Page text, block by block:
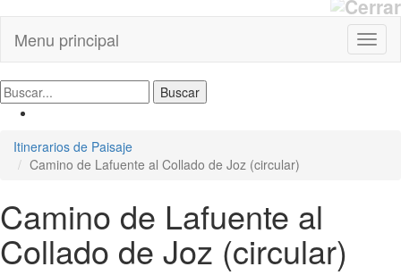
Menu principal
Itinerarios de Paisaje
Camino de Lafuente al Collado de Joz (circular)
Camino de Lafuente al
Collado de Joz (circular)